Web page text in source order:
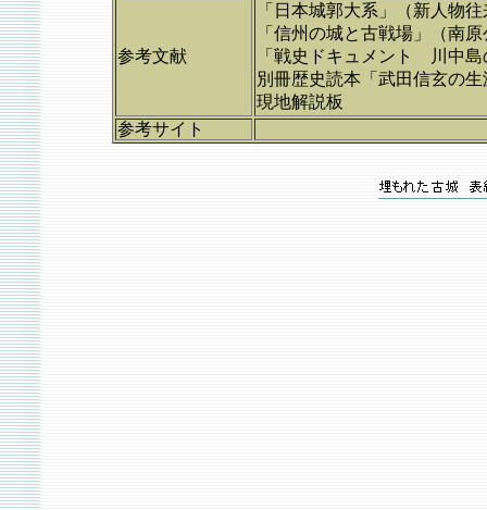
参考文献
「日本城郭大系」（新人物
「信州の城と古戦場」（南
「戦史ドキュメント 川中
別冊歴史読本「武田信玄の
現地解説板
参考サイト